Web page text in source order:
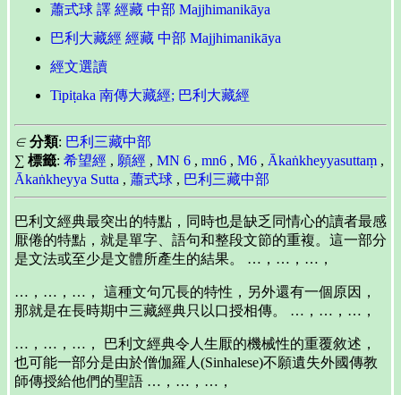
蕭式球 譯 經藏 中部 Majjhimanikāya
巴利大藏經 經藏 中部 Majjhimanikāya
經文選讀
Tipiṭaka 南傳大藏經; 巴利大藏經
∈ 分類: 巴利三藏中部
∑ 標籤: 希望經 , 願經 , MN 6 , mn6 , M6 , Ākaṅkheyyasuttaṃ ,
Ākaṅkheyya Sutta , 蕭式球 , 巴利三藏中部
巴利文經典最突出的特點，同時也是缺乏同情心的讀者最感
厭倦的特點，就是單字、語句和整段文節的重複。這一部分
是文法或至少是文體所產生的結果。 …，…，…，
…，…，…， 這種文句冗長的特性，另外還有一個原因，
那就是在長時期中三藏經典只以口授相傳。 …，…，…，
…，…，…， 巴利文經典令人生厭的機械性的重覆敘述，
也可能一部分是由於僧伽羅人(Sinhalese)不願遺失外國傳教
師傳授給他們的聖語 …，…，…，